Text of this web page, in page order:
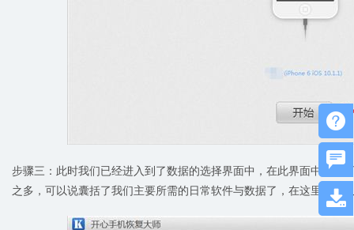
步骤三：此时我们已经进入到了数据的选择界面中，在此界面中我们
之多，可以说囊括了我们主要所需的日常软件与数据了，在这里我们


